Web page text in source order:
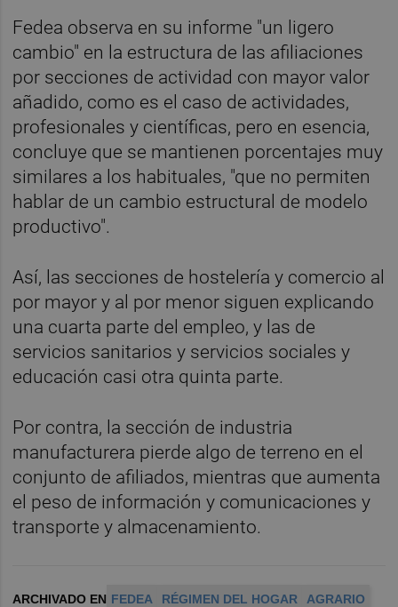
Fedea observa en su informe "un ligero
cambio" en la estructura de las afiliaciones
por secciones de actividad con mayor valor
añadido, como es el caso de actividades,
profesionales y científicas, pero en esencia,
concluye que se mantienen porcentajes muy
similares a los habituales, "que no permiten
hablar de un cambio estructural de modelo
productivo".
Así, las secciones de hostelería y comercio al
por mayor y al por menor siguen explicando
una cuarta parte del empleo, y las de
servicios sanitarios y servicios sociales y
educación casi otra quinta parte.
Por contra, la sección de industria
manufacturera pierde algo de terreno en el
conjunto de afiliados, mientras que aumenta
el peso de información y comunicaciones y
transporte y almacenamiento.
ARCHIVADO EN FEDEA RÉGIMEN DEL HOGAR
AGRARIO